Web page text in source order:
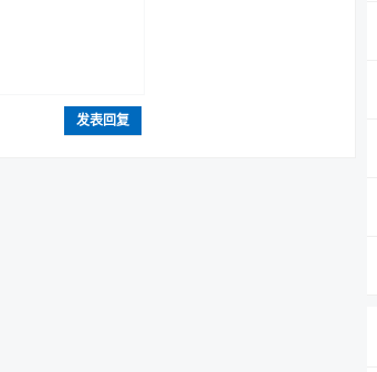
发表回复